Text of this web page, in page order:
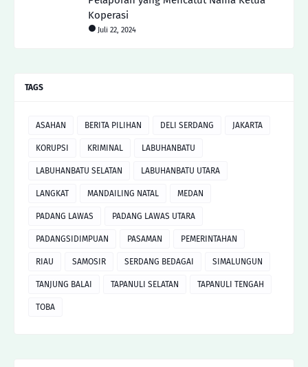
Koperasi
Juli 22, 2024
TAGS
ASAHAN BERITA PILIHAN DELI SERDANG JAKARTA
KORUPSI KRIMINAL LABUHANBATU
LABUHANBATU SELATAN LABUHANBATU UTARA
LANGKAT MANDAILING NATAL MEDAN
PADANG LAWAS PADANG LAWAS UTARA
PADANGSIDIMPUAN PASAMAN PEMERINTAHAN
RIAU SAMOSIR SERDANG BEDAGAI SIMALUNGUN
TANJUNG BALAI TAPANULI SELATAN TAPANULI TENGAH
TOBA